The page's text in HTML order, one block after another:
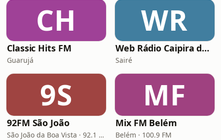
CH
Classic Hits FM
Guarujá
WR
Web Rádio Caipira do Nordeste
Sairé
9S
92FM São João
São João da Boa Vista · 92.1 FM
MF
Mix FM Belém
Belém · 100.9 FM